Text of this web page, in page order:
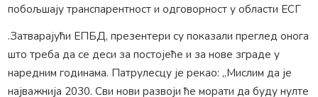
побољшају транспарентност и одговорност у области ЕСГ
.Затварајући ЕПБД, презентери су показали преглед онога
што треба да се деси за постојеће и за нове зграде у
наредним годинама. Патрулесцу је рекао: „Мислим да је
најважнија 2030. Сви нови развоји ће морати да буду нулте